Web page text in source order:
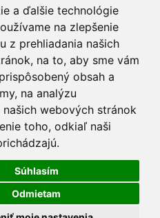
a ďalšie technológie
na zlepšenie
z prehliadania našich
na to, aby sme vám
obsah a
na analýzu
webových stránok
toho, odkiaľ naši
Súhlasím
Odmietam
KUCHYNSKÚ BATÉRIU